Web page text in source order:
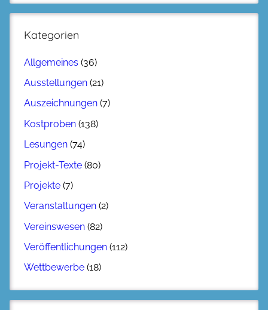
Kategorien
Allgemeines (36)
Ausstellungen (21)
Auszeichnungen (7)
Kostproben (138)
Lesungen (74)
Projekt-Texte (80)
Projekte (7)
Veranstaltungen (2)
Vereinswesen (82)
Veröffentlichungen (112)
Wettbewerbe (18)